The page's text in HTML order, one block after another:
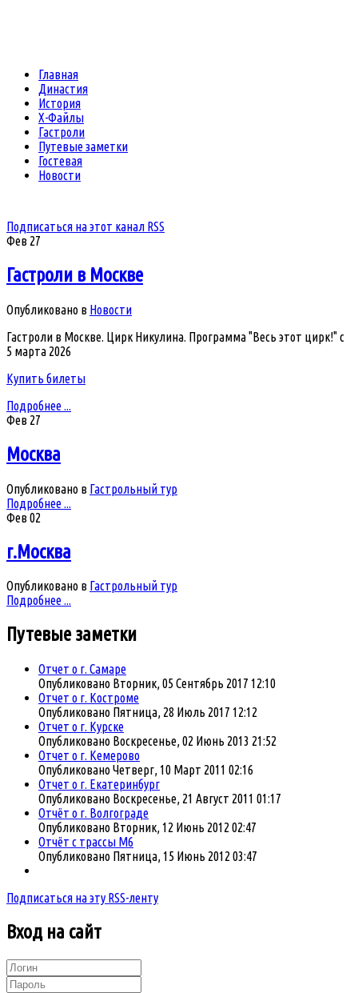
Главная
Династия
История
Х-Файлы
Гастроли
Путевые заметки
Гостевая
Новости
Подписаться на этот канал RSS
Фев 27
Гастроли в Москве
Опубликовано в Новости
Гастроли в Москве. Цирк Никулина. Программа "Весь этот цирк!" с
5 марта 2026
Купить билеты
Подробнее ...
Фев 27
Москва
Опубликовано в Гастрольный тур
Подробнее ...
Фев 02
г.Москва
Опубликовано в Гастрольный тур
Подробнее ...
Путевыезаметки
Отчет о г. Самаре
Опубликовано Вторник, 05 Сентябрь 2017 12:10
Отчет о г. Костроме
Опубликовано Пятница, 28 Июль 2017 12:12
Отчет о г. Курске
Опубликовано Воскресенье, 02 Июнь 2013 21:52
Отчет о г. Кемерово
Опубликовано Четверг, 10 Март 2011 02:16
Отчет о г. Екатеринбург
Опубликовано Воскресенье, 21 Август 2011 01:17
Отчёт о г. Волгоградe
Опубликовано Вторник, 12 Июнь 2012 02:47
Отчёт с трассы М6
Опубликовано Пятница, 15 Июнь 2012 03:47
Подписаться на эту RSS-ленту
Вход на сайт